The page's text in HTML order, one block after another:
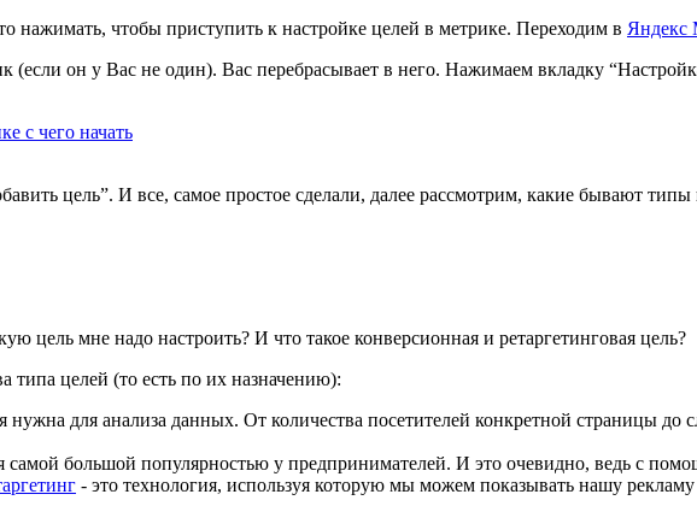
нажимать, чтобы приступить к настройке целей в метрике. Переходим в Яндекс
он у Вас не один). Вас перебрасывает в него. Нажимаем вкладку
цель”. И все, самое простое сделали, далее рассмотрим, какие бывают типы
цель мне надо настроить? И что такое конверсионная и ретаргетинговая цель?
типа целей (то есть по их назначению):
нужна для анализа данных. От количества посетителей конкретной страницы до
самой большой популярностью у предпринимателей. И это очевидно, ведь с
- это технология, используя которую мы можем показывать нашу